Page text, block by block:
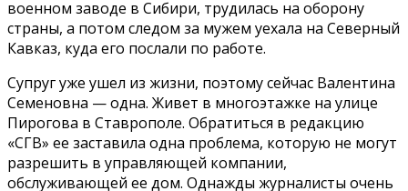
военном заводе в Сибири, трудилась на оборону
страны, а потом следом за мужем уехала на Северный
Кавказ, куда его послали по работе.
Супруг уже ушел из жизни, поэтому сейчас Валентина
Семеновна — одна. Живет в многоэтажке на улице
Пирогова в Ставрополе. Обратиться в редакцию
«СГВ» ее заставила одна проблема, которую не могут
разрешить в управляющей компании,
обслуживающей ее дом. Однажды журналисты очень